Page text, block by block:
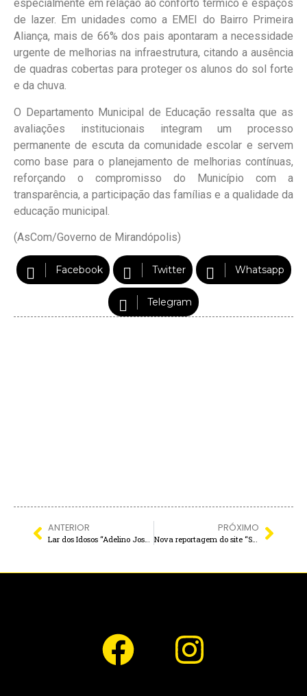
especialmente em relação ao conforto térmico e espaços
de lazer. Em unidades como a EMEI do Bairro Primeira
Aliança, mais de 66% dos pais apontaram a necessidade
urgente de melhorias na infraestrutura, citando a ausência
de quadras cobertas para proteger os alunos do sol forte
e da chuva.
O Departamento Municipal de Educação ressalta que as
avaliações institucionais integram um processo
permanente de escuta da comunidade escolar e servem
como base para o planejamento de melhorias contínuas,
reforçando o compromisso do Município com a
transparência, a participação das famílias e a qualidade da
educação municipal.
(AsCom/Governo de Mirandópolis)
Facebook Twitter Whatsapp
Telegram
ANTERIOR
Lar dos Idosos “Adelino José de Oliveira” recebe novos equipamentos
PRÓXIMO
Nova reportagem do site “São Paulo Secreto” destaca NAVIO DE GUERRA NAUFRAGADO EM ITAPURA